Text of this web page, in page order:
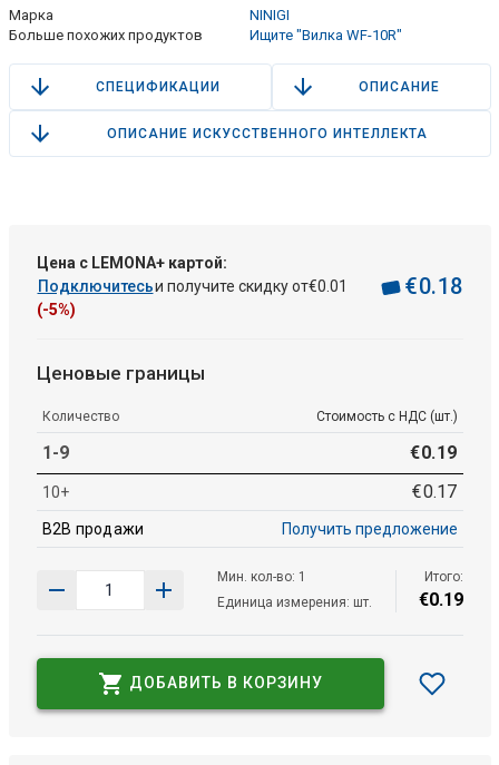
Марка
NINIGI
Больше похожих продуктов
Ищите "Вилка WF-10R"
СПЕЦИФИКАЦИИ ОПИСАНИЕ
ОПИСАНИЕ ИСКУССТВЕННОГО ИНТЕЛЛЕКТА
Цена с LEMONA+ картой:
Подключитесьи получите скидку от€0 01
(-5%)
€0.18
Ценовые границы
Количество Стоимость с НДС (шт.)
1-9 €0.19
10+ €0.17
B2B продажи Получить предложение
Мин. кол-во: 1
Единица измерения: шт.
Итого:
€0.19
ДОБАВИТЬ В КОРЗИНУ